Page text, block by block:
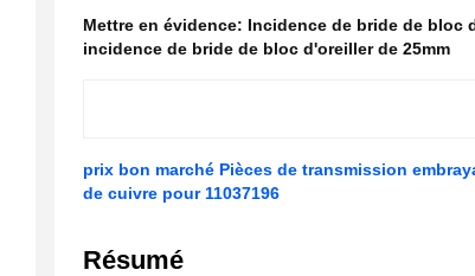
Mettre en évidence: Incidence de bride de bloc
incidence de bride de bloc d'oreiller de 25mm
prix bon marché Pièces de transmission
de cuivre pour 11037196
Résumé